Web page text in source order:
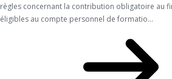
règles concernant la contribution obligatoire au
éligibles au compte personnel de formatio...